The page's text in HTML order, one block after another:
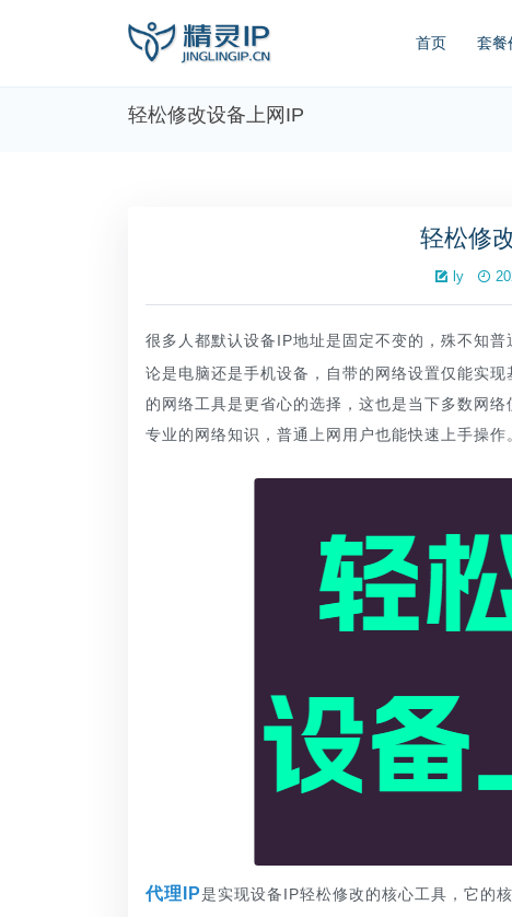
首页 套餐
轻松修改设备上网IP
轻松修
ly
很多人都默认设备IP地址是固定不变的，殊不知
论是电脑还是手机设备，自带的网络设置仅能实
的网络工具是更省心的选择，这也是当下多数网
专业的网络知识，普通上网用户也能快速上手操作
代理IP是实现设备IP轻松修改的核心工具，它的